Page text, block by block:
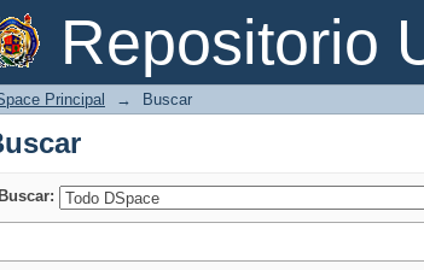
Repositorio
Principal → Buscar
Buscar: